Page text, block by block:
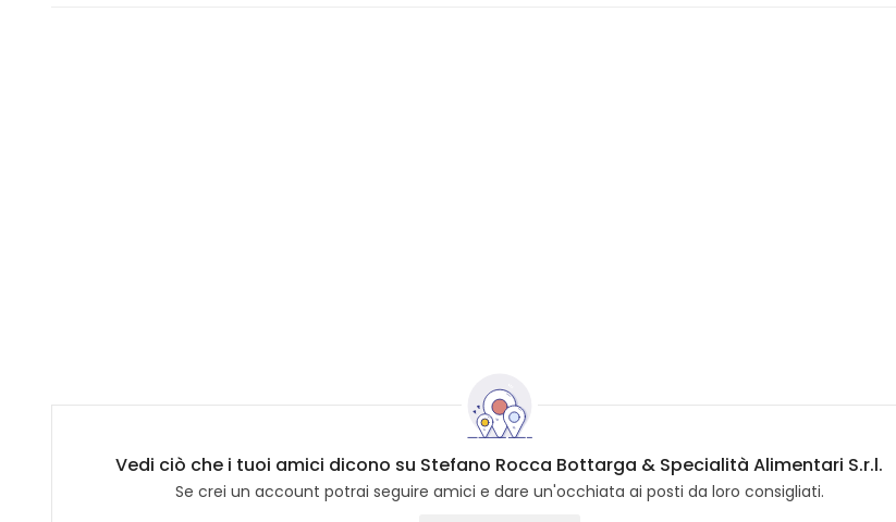
Vedi ciò che i tuoi amici dicono su Stefano Rocca Bottarga & Specialità Alimentari S.r.l.
Se crei un account potrai seguire amici e dare un'occhiata ai posti da loro consigliati.